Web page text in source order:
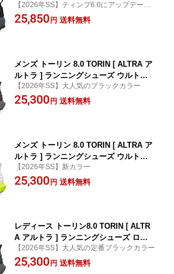
ラン 林道 ロード クッション フィット
快適 長距離 強いグリップ ハイキング
【2026年SS】ティンプ6.0にアップデー
ト。全てが高次元なトレイルシューズ
25,850 円 送料無料
メンズ トーリン 8.0 TORIN [ ALTRA ア
ルトラ ] ランニングシューズ ウルトラ
マラソン ロング走 トレイルラン トレラ
ン ランナー ロード ジョギング スタン
【2026年SS】大人気のブラックカラー
25,300 円 送料無料
メンズ トーリン 8.0 TORIN [ ALTRA ア
ルトラ ] ランニングシューズ ウルトラ
マラソン ロング走 トレイルラン トレラ
ン ランナー ロード ジョギング スタン
【2026年SS】新カラー
25,300 円 送料無料
レディース トーリン8.0 TORIN [ ALTR
A アルトラ ] ランニングシューズ ロー
ド トレイル ウルトラマラソン ランニン
グ ロング トレラン 登山
【2026年SS】大人気の定番ブラックカラー
25,300 円 送料無料